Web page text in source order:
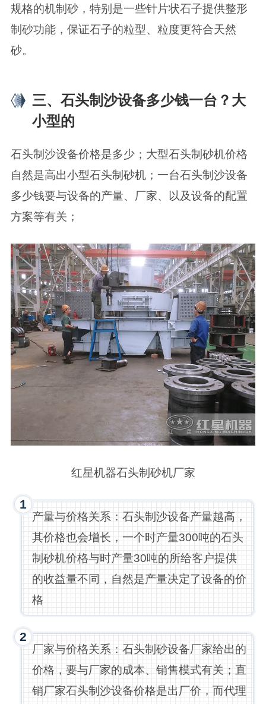
规格的机制砂，特别是一些针片状石子提供整形
制砂功能，保证石子的粒型、粒度更符合天然
砂。
三、石头制沙设备多少钱一台？大
小型的
石头制沙设备价格是多少；大型石头制砂机价格
自然是高出小型石头制砂机；一台石头制沙设备
多少钱要与设备的产量、厂家、以及设备的配置
方案等有关；
红星机器石头制砂机厂家
1
产量与价格关系：石头制沙设备产量越高，
其价格也会增长，一个时产量300吨的石头
制砂机价格与时产量30吨的所给客户提供
的收益量不同，自然是产量决定了设备的价
格
2
厂家与价格关系：石头制砂设备厂家给出的
价格，要与厂家的成本、销售模式有关；直
销厂家石头制沙设备价格是出厂价，而代理